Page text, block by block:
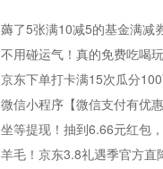
薅了5张满10减5的基金满减
不用碰运气！真的免费吃喝
京东下单打卡满15次瓜分
微信小程序【微信支付有优
坐等提现！抽到6.66元红包
羊毛！京东3.8礼遇季官方直